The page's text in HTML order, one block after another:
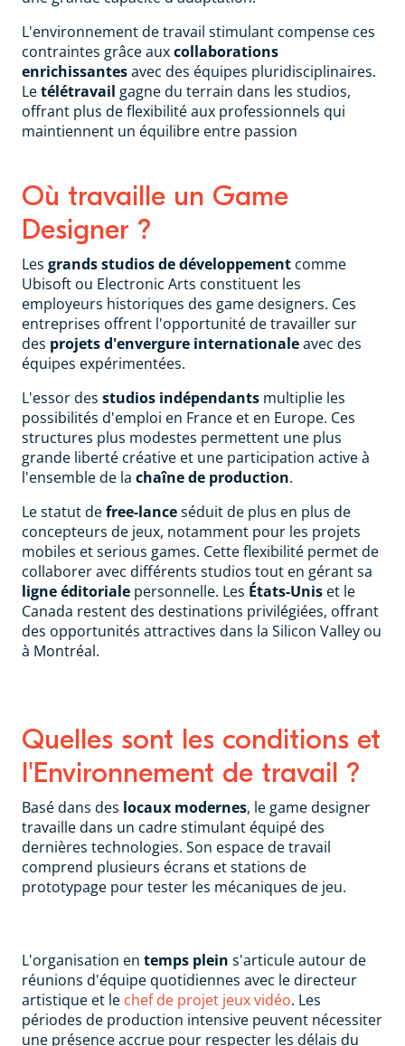
L'environnement de travail stimulant compense ces
contraintes grâce auxcollaborations
enrichissantesavec des équipes pluridisciplinaires.
Letélétravail gagne du terrain dans les studios,
offrant plus de flexibilité aux professionnels qui
maintiennent un équilibre entre passion
Où travaille un Game
Designer ?
Les grands studios de développement comme
Ubisoft ou Electronic Arts constituent les
employeurs historiques des game designers. Ces
entreprises offrent l'opportunité de travailler sur
des projets d'envergure internationaleavec des
équipes expérimentées.
L'essor des studios indépendants multiplie les
possibilités d'emploi en France et en Europe. Ces
structures plus modestes permettent une plus
grande liberté créative et une participation active à
l'ensemble de la chaîne de production.
Le statut defree-lanceséduit de plus en plus de
concepteurs de jeux, notamment pour les projets
mobiles et serious games. Cette flexibilité permet de
collaborer avec différents studios tout en gérant sa
ligne éditoriale personnelle. Les États-Unis et le
Canada restent des destinations privilégiées, offrant
des opportunités attractives dans la Silicon Valley ou
à Montréal.
Quelles sont les conditions et
l'Environnement de travail ?
Basé dans des locaux modernes, le game designer
travaille dans un cadre stimulant équipé des
dernières technologies. Son espace de travail
comprend plusieurs écrans et stations de
prototypage pour tester les mécaniques de jeu.
L'organisation en temps plein s'articule autour de
réunions d'équipe quotidiennes avec le directeur
artistique et le chef de projet jeux vidéo. Les
périodes de production intensive peuvent nécessiter
une présence accrue pour respecter les délais du